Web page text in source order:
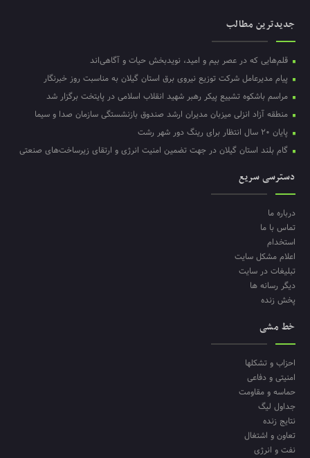
جدیدترین مطالب
قلم‌هایی که در عصر بیم و امید، نویدبخش حیات و آگاهی‌اند
پیام مدیرعامل شرکت توزیع نیروی برق استان گیلان به مناسبت روز خبرنگار ‌
مراسم باشکوه تشییع پیکر رهبر شهید انقلاب اسلامی در پایتخت برگزار شد
منطقه آزاد انزلی میزبان مدیران ارشد صندوق بازنشستگی سازمان صدا و سیما
پایان ۲۰ سال انتظار برای رینگ دور شهر رشت
گام بلند استان گیلان در جهت تضمین امنیت انرژی و ارتقای زیرساخت‌های صنعتی
دسترسی سریع
درباره ما
تماس با ما
استخدام
اعلام مشکل سایت
تبلیغات در سایت
دیگر رسانه ها
پخش زنده
خط مشی
احزاب و تشکلها
امنیتی و دفاعی
حماسه و مقاومت
جداول لیگ
نتایج زنده
تعاون و اشتغال
نفت و انرژی